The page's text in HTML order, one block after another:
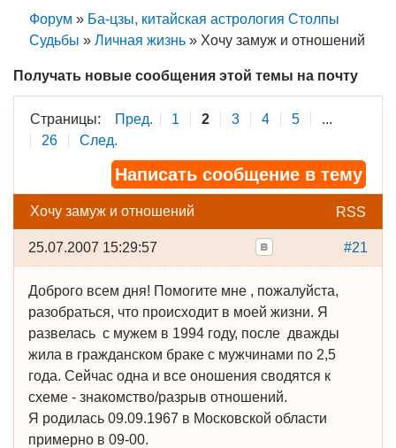
Форум » Ба-цзы, китайская астрология Столпы
Судьбы » Личная жизнь » Хочу замуж и отношений
Получать новые сообщения этой темы на почту
Страницы: Пред. 1 2 3 4 5
...
26
След.
Написать сообщение в тему
RSS
Хочу замуж и отношений
#21
25.07.2007 15:29:57
Доброго всем дня! Помогите мне , пожалуйста,
разобраться, что происходит в моей жизни. Я
развелась с мужем в 1994 году, после дважды
жила в гражданском браке с мужчинами по 2,5
года. Сейчас одна и все оношения сводятся к
схеме - знакомство/разрыв отношений.
Я родилась 09.09.1967 в Московской области
примерно в 09-00.